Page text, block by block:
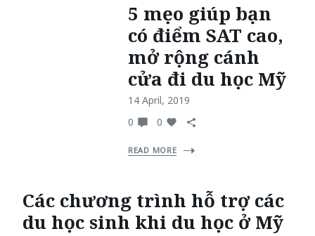
5 mẹo giúp bạn
có điểm SAT cao,
mở rộng cánh
cửa đi du học Mỹ
14 April, 2019
0
0
READ MORE
Các chương trình hỗ trợ các
du học sinh khi du học ở Mỹ